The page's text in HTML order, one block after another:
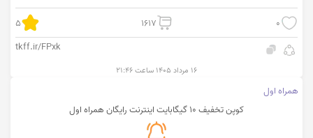
0
1617
5
tkff.ir/FPxk
۱۶ مرداد ۱۴۰۵ ساعت ۲۱:۴۶
همراه اول
کوپن تخفیف 10 گیگابایت اینترنت رایگان همراه اول